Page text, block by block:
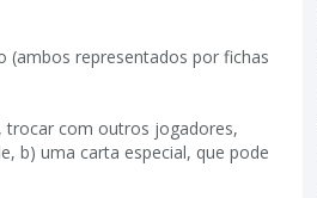
(ambos representados por fichas
trocar com outros jogadores,
b) uma carta especial, que pode